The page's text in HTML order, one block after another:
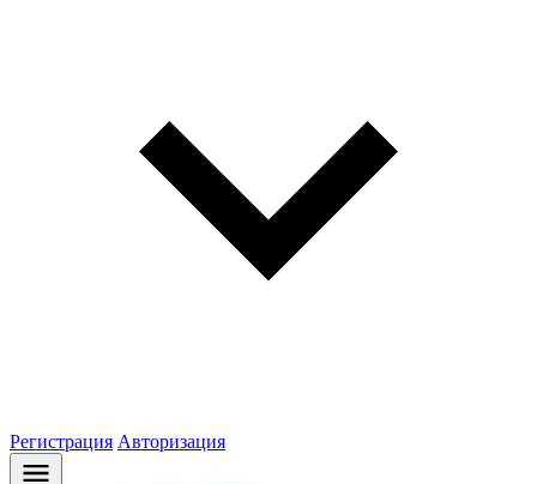
Регистрация Авторизация